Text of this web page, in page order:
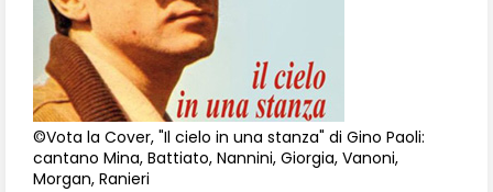
©Vota la Cover, "Il cielo in una stanza" di Gino Paoli:
cantano Mina, Battiato, Nannini, Giorgia, Vanoni,
Morgan, Ranieri